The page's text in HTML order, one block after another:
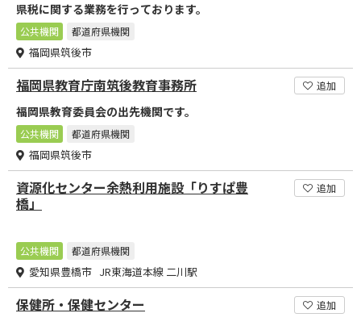
県税に関する業務を行っております。
公共機関 都道府県機関
福岡県筑後市
福岡県教育庁南筑後教育事務所 追加
福岡県教育委員会の出先機関です。
公共機関 都道府県機関
福岡県筑後市
資源化センター余熱利用施設「りすぱ豊
橋」
追加
公共機関 都道府県機関
愛知県豊橋市 JR東海道本線 二川駅
保健所・保健センター 追加